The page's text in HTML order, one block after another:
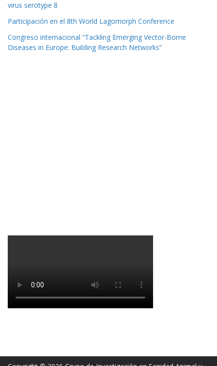
virus serotype 8
Participación en el 8th World Lagomorph Conference
Congreso internacional “Tackling Emerging Vector-Borne
Diseases in Europe: Building Research Networks”